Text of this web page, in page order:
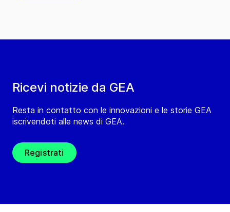
Ricevi notizie da GEA
Resta in contatto con le innovazioni e le storie GEA
iscrivendoti alle news di GEA.
Registrati